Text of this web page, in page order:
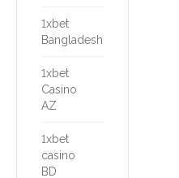
1xbet
Bangladesh
1xbet
Casino
AZ
1xbet
casino
BD